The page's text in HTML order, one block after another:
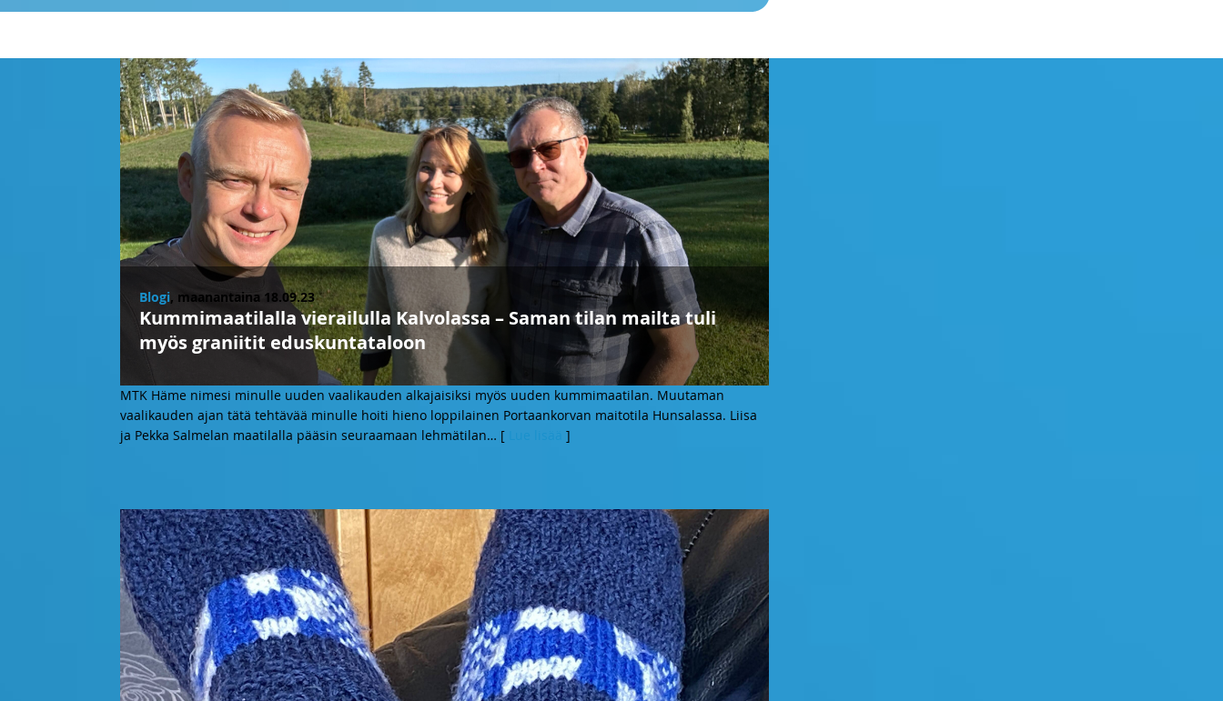
Blogi, maanantaina 18.09.23
Kummimaatilalla vierailulla Kalvolassa – Saman tilan mailta tuli
myös graniitit eduskuntataloon
MTK Häme nimesi minulle uuden vaalikauden alkajaisiksi myös uuden kummimaatilan. Muutaman
vaalikauden ajan tätä tehtävää minulle hoiti hieno loppilainen Portaankorvan maitotila Hunsalassa. Liisa
ja Pekka Salmelan maatilalla pääsin seuraamaan lehmätilan… [ ]